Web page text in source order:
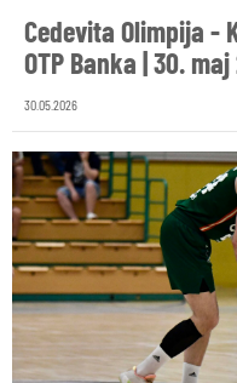
Cedevita Olimpija -
OTP Banka | 30.
30.05.2026